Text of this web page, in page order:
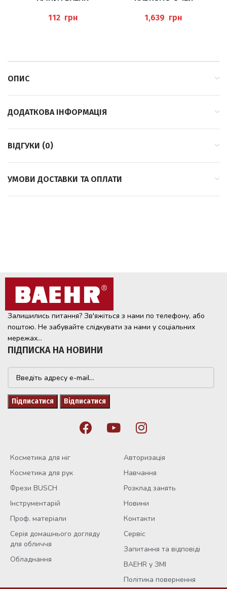
грн
AUGENSERUM LIFT ROLL-
ON, 15 МЛ BAEHR
грн
ОПИС
ДОДАТКОВА ІНФОРМАЦІЯ
ВІДГУКИ (0)
УМОВИ ДОСТАВКИ ТА ОПЛАТИ
Залишились питання? Зв'яжіться з нами по телефону, або
поштою. Не забувайте слідкувати за нами у соціальних
мережах...
ПІДПИСКА НА НОВИНИ
Косметика для ніг
Косметика для рук
Фрези BUSCH
Інструментарій
Проф. матеріали
Серія домашнього догляду
для обличчя
Обладнання
Авторизація
Навчання
Розклад занять
Новини
Контакти
Сервіс
Запитання та відповіді
BAEHR у ЗМІ
Політика повернення